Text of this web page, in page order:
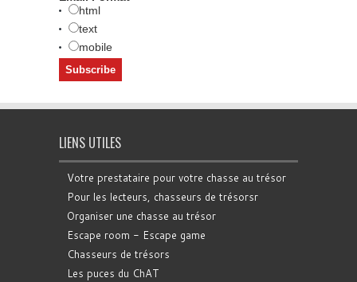
html
text
mobile
LIENS UTILES
Votre prestataire pour votre chasse au trésor
Pour les lecteurs, chasseurs de trésorsr
Organiser une chasse au trésor
Escape room - Escape game
Chasseurs de trésors
Les puces du ChAT